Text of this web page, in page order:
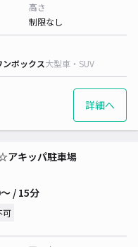
高さ
制限なし
ンボックス大型車・SUV
詳細へ
アキッパ駐車場
/ 15分
可